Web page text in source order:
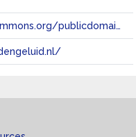
https://creativecommons.org/publicdomain/zero/1.0/